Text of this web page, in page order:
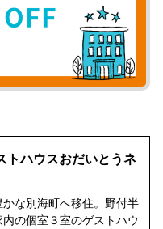
トハウスおだいとうネ
な別海町へ移住。野付半
の個室３室のゲストハウ